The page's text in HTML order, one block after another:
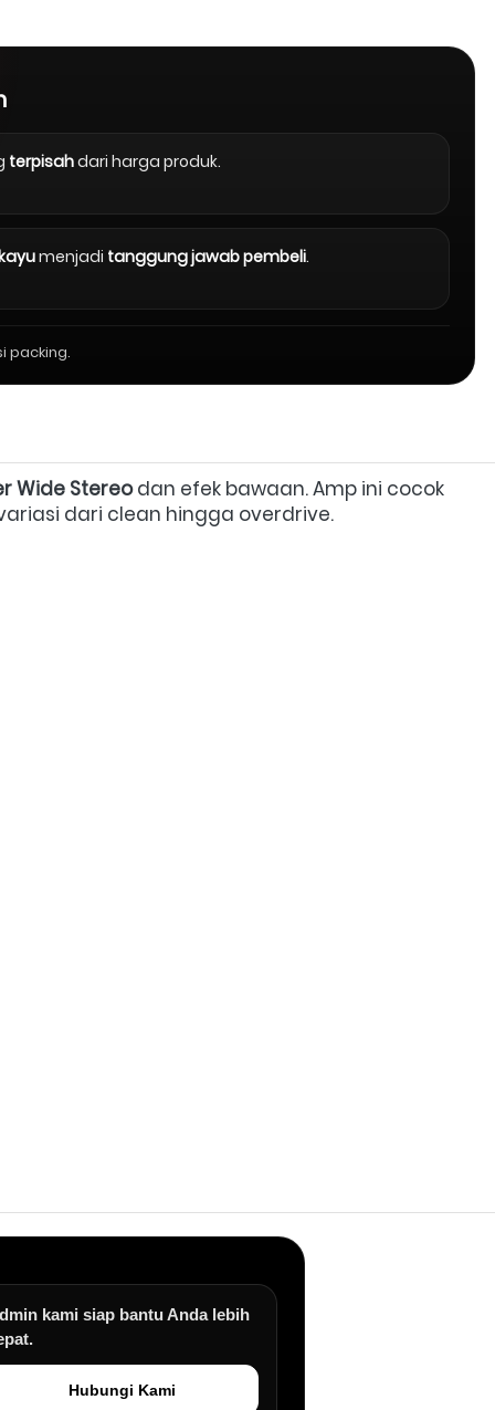
terpisahdari harga produk.
menjadi tanggung jawab pembeli.
packing.
Wide Stereo dan efek bawaan. Amp ini cocok
dari clean hingga overdrive.
kami siap bantu Anda lebih
Hubungi Kami